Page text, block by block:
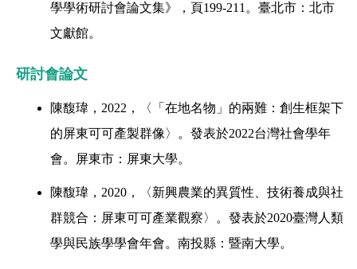
學學術研討會論文集》，頁199-211 。臺北市：北市
文獻館。
研討會論文
陳馥瑋， 2022 ，〈「在地名物」的兩難：創生框架下
的屏東可可產製群像〉 。發表於2022台灣社會學年
會。屏東市：屏東大學。
陳馥瑋， 2020 ，〈新興農業的異質性、技術養成與社
群競合：屏東可可產業觀察〉 。發表於2020臺灣人類
學與民族學學會年會。南投縣：暨南大學。